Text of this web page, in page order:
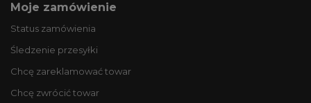
Moje zamówienie
Status zamówienia
Śledzenie przesyłki
Chcę zareklamować towar
Chcę zwrócić towar